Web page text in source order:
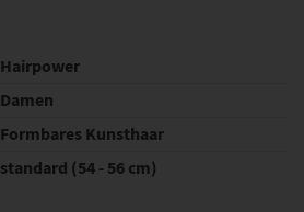
Hairpower
Damen
Formbares Kunsthaar
standard (54 - 56 cm)